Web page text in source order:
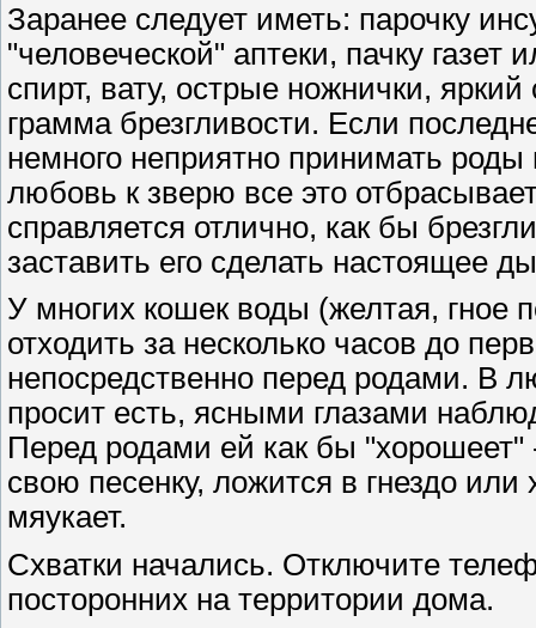
Заранее следует иметь: парочку
"человеческой" аптеки, пачку
спирт, вату, острые ножнички,
грамма брезгливости. Если
немного неприятно принимать
любовь к зверю все это
справляется отлично, как бы
заставить его сделать настоящее
У многих кошек воды (желтая, гное
отходить за несколько часов до
непосредственно перед родами. В
просит есть, ясными глазами
Перед родами ей как бы "хорошеет"
свою песенку, ложится в гнездо
мяукает.
Схватки начались. Отключите
посторонних на территории дома.